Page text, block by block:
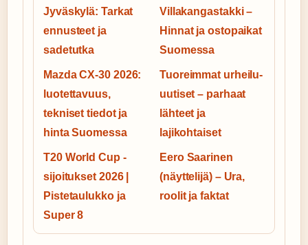
Jyväskylä: Tarkat
ennusteet ja
sadetutka
Villakangastakki –
Hinnat ja ostopaikat
Suomessa
Mazda CX-30 2026:
luotettavuus,
tekniset tiedot ja
hinta Suomessa
Tuoreimmat urheilu-
uutiset – parhaat
lähteet ja
lajikohtaiset
T20 World Cup -
sijoitukset 2026 |
Pistetaulukko ja
Super 8
Eero Saarinen
(näyttelijä) – Ura,
roolit ja faktat